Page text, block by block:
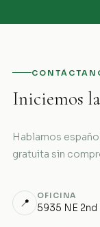
Iniciemos
Hablamos
gratuita sin
📍
OFICINA
5935 NE 2nd